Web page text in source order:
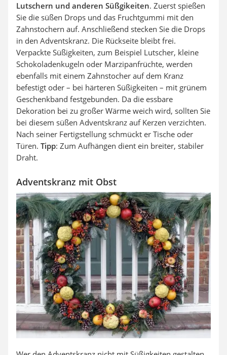
Lutschern und anderen Süßgikeiten. Zuerst spießen
Sie die süßen Drops und das Fruchtgummi mit den
Zahnstochern auf. Anschließend stecken Sie die Drops
in den Adventskranz. Die Rückseite bleibt frei.
Verpackte Süßigkeiten, zum Beispiel Lutscher, kleine
Schokoladenkugeln oder Marzipanfrüchte, werden
ebenfalls mit einem Zahnstocher auf dem Kranz
befestigt oder – bei härteren Süßigkeiten – mit grünem
Geschenkband festgebunden. Da die essbare
Dekoration bei zu großer Wärme weich wird, sollten Sie
bei diesem süßen Adventskranz auf Kerzen verzichten.
Nach seiner Fertigstellung schmückt er Tische oder
Türen. Tipp: Zum Aufhängen dient ein breiter, stabiler
Draht.
Adventskranz mit Obst